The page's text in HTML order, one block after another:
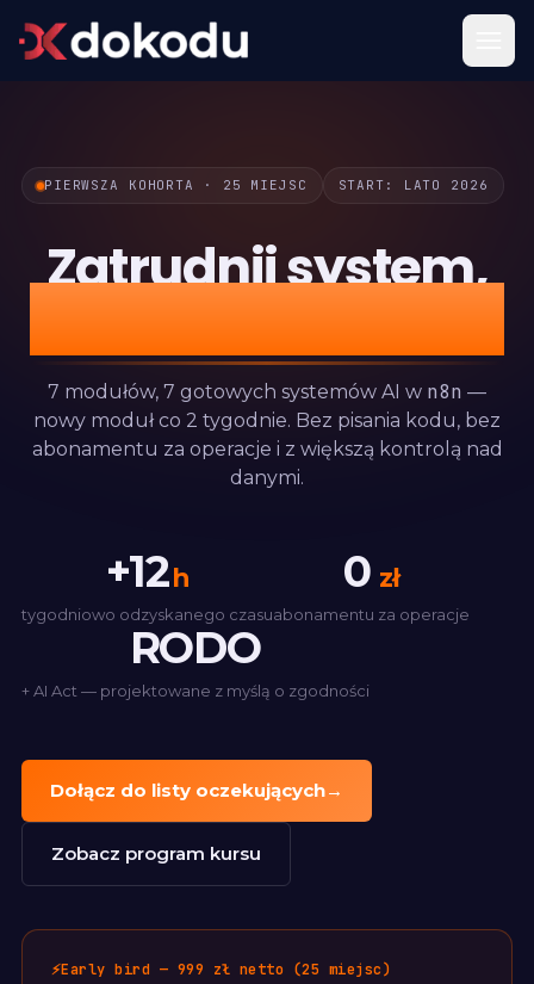
PIERWSZA KOHORTA · 25 MIEJSC START: LATO 2026
Zatrudnij system,
który nigdy nie śpi.
7 modułów, 7 gotowych systemów AI w n8n —
nowy moduł co 2 tygodnie. Bez pisania kodu, bez
abonamentu za operacje i z większą kontrolą nad
danymi.
+12h
tygodniowo odzyskanego czasu
0 zł
abonamentu za operacje
RODO
+ AI Act — projektowane z myślą o zgodności
Dołącz do listy oczekujących→
Zobacz program kursu
⚡Early bird — 999 zł netto (25 miejsc)